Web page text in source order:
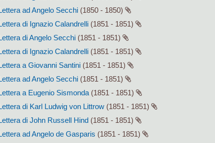
ad Angelo Secchi (1850 - 1850)
di Ignazio Calandrelli (1851 - 1851)
di Angelo Secchi (1851 - 1851)
di Ignazio Calandrelli (1851 - 1851)
a Giovanni Santini (1851 - 1851)
ad Angelo Secchi (1851 - 1851)
a Eugenio Sismonda (1851 - 1851)
di Karl Ludwig von Littrow (1851 - 1851)
di John Russell Hind (1851 - 1851)
ad Angelo de Gasparis (1851 - 1851)